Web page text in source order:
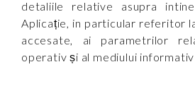
detaliile relative asupra
Aplicație, in particular referitor
accesate, ai parametrilor
operativ și al mediului